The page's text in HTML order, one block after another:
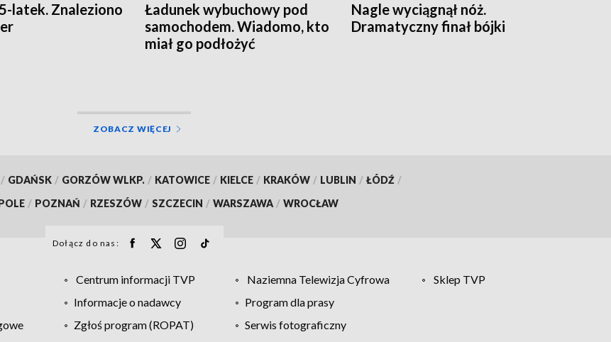
latek. Znaleziono
Ładunek wybuchowy pod
samochodem. Wiadomo, kto
miał go podłożyć
Nagle wyciągnął nóż.
Dramatyczny finał bójki
ZOBACZ WIĘCEJ
/ GDAŃSK / GORZÓW WLKP. / KATOWICE / KIELCE / KRAKÓW / LUBLIN / ŁÓDŹ /
/ POZNAŃ / RZESZÓW / SZCZECIN / WARSZAWA / WROCŁAW
Dołącz do nas:
Centrum informacji TVP Naziemna Telewizja Cyfrowa
Sklep TVP
Informacje o nadawcy
Program dla prasy
Zgłoś program (ROPAT)
Serwis fotograficzny